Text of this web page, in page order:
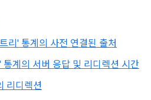
리' 통계의 사전 연결된 출처
계의 서버 응답 및 리디렉션 시간
리디렉션